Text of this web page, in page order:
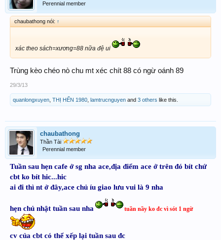
Perennial member
chaubathong nói: ↑
xác theo sách=xương=88 nữa đệ ui
Trùng kèo chéo nò chu mt xéc chít 88 có ngừ oánh 89
29/3/13
quanlongxuyen THỊ HẾN 1980 lamtrucnguyen and 3 others like this.
chaubathong
Thần Tài
Perennial member
Tuần sau hẹn cafe ở sg nha ace,địa điểm ace ở trên đó bít chứ
cbt ko bít hic...hic
ai đi thì nt ở đây,ace chủ íu giao lưu vui là 9 nha
hẹn chủ nhật tuần sau nha tuần nầy ko đc vì sót 1 ngừ
cv của cbt có thể xếp lại tuần sau đc